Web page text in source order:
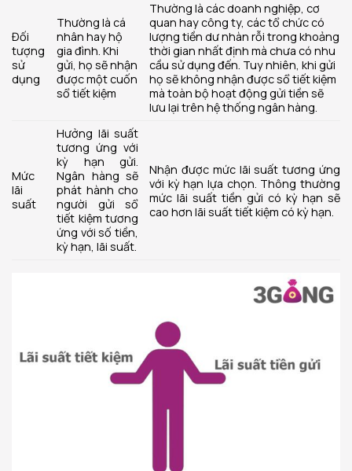
Đối
tượng
sử
dụng
Thường là cá
nhân hay hộ
gia đình. Khi
gửi, họ sẽ nhận
được một cuốn
sổ tiết kiệm
Thường là các doanh nghiệp, cơ
quan hay công ty, các tổ chức có
lượng tiền dư nhàn rỗi trong khoảng
thời gian nhất định mà chưa có nhu
cầu sử dụng đến. Tuy nhiên, khi gửi
họ sẽ không nhận được sổ tiết kiệm
mà toàn bộ hoạt động gửi tiền sẽ
lưu lại trên hệ thống ngân hàng.
Mức
lãi
suất
Hưởng lãi suất
tương ứng với
kỳ hạn gửi.
Ngân hàng sẽ
phát hành cho
người gửi sổ
tiết kiệm tương
ứng với số tiền,
kỳ hạn, lãi suất.
Nhận được mức lãi suất tương ứng
với kỳ hạn lựa chọn. Thông thường
mức lãi suất tiền gửi có kỳ hạn sẽ
cao hơn lãi suất tiết kiệm có kỳ hạn.